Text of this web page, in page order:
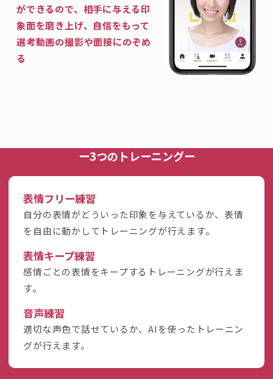
ができるので、相手に与える印
象面を磨き上げ、自信をもって
選考動画の撮影や面接にのぞめ
る
ー3つのトレーニングー
表情フリー練習
自分の表情がどういった印象を与えているか、表情
を自由に動かしてトレーニングが行えます。
表情キープ練習
感情ごとの表情をキープするトレーニングが行えま
す。
音声練習
適切な声色で話せているか、AIを使ったトレーニン
グが行えます。